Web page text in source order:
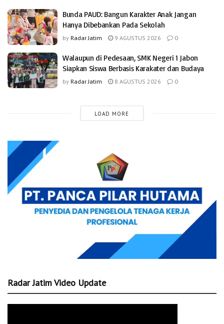
Bunda PAUD: Bangun Karakter Anak Jangan
Hanya Dibebankan Pada Sekolah
by Radar Jatim 9 AGUSTUS 2026 0
Walaupun di Pedesaan, SMK Negeri 1 Jabon
Siapkan Siswa Berbasis Karakater dan Budaya
by Radar Jatim 8 AGUSTUS 2026 0
LOAD MORE
Radar Jatim Video Update